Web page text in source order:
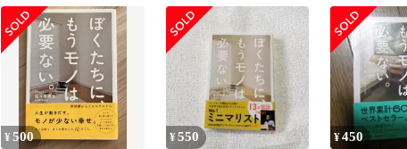
¥500 ¥550 ¥450